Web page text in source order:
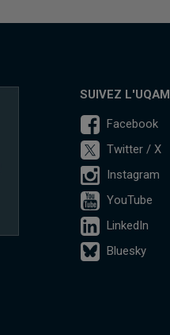
SUIVEZ L'UQAM
Facebook
Twitter / X
Instagram
YouTube
LinkedIn
Bluesky